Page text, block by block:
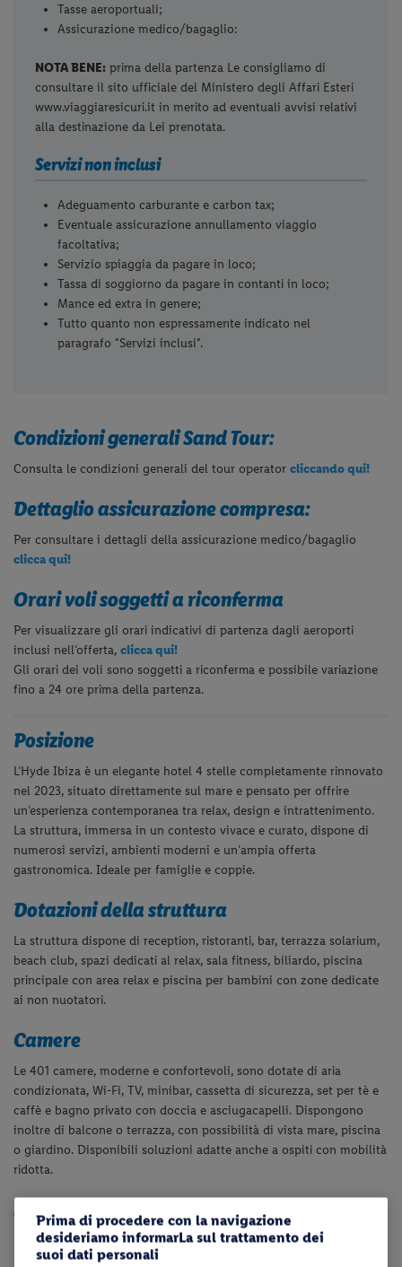
Tasse aeroportuali;
Assicurazione medico/bagaglio:
NOTA BENE: prima della partenza Le consigliamo di
consultare il sito ufficiale del Ministero degli Affari Esteri
www.viaggiaresicuri.it in merito ad eventuali avvisi relativi
alla destinazione da Lei prenotata.
Servizi non inclusi
Adeguamento carburante e carbon tax;
Eventuale assicurazione annullamento viaggio
facoltativa;
Servizio spiaggia da pagare in loco;
Tassa di soggiorno da pagare in contanti in loco;
Mance ed extra in genere;
Tutto quanto non espressamente indicato nel
paragrafo "Servizi inclusi".
Condizioni generali Sand Tour:
Consulta le condizioni generali del tour operatorcliccando qui!
Dettaglio assicurazione compresa:
Per consultare i dettagli della assicurazione medico/bagaglio
clicca qui!
Orari voli soggetti a riconferma
Per visualizzare gli orari indicativi di partenza dagli aeroporti
inclusi nell’offerta,clicca qui!
Gli orari dei voli sono soggetti a riconferma e possibile variazione
fino a 24 ore prima della partenza.
Posizione
L’Hyde Ibiza è un elegante hotel 4 stelle completamente rinnovato
nel 2023, situato direttamente sul mare e pensato per offrire
un’esperienza contemporanea tra relax, design e intrattenimento.
La struttura, immersa in un contesto vivace e curato, dispone di
numerosi servizi, ambienti moderni e un’ampia offerta
gastronomica. Ideale per famiglie e coppie.
Dotazioni della struttura
La struttura dispone di reception, ristoranti, bar, terrazza solarium,
beach club, spazi dedicati al relax, sala fitness, biliardo, piscina
principale con area relax e piscina per bambini con zone dedicate
ai non nuotatori.
Camere
Le 401 camere, moderne e confortevoli, sono dotate di aria
condizionata, Wi-Fi, TV, minibar, cassetta di sicurezza, set per tè e
caffè e bagno privato con doccia e asciugacapelli.Dispongono
inoltre di balcone o terrazza, con possibilità di vista mare, piscina
o giardino. Disponibili soluzioni adatte anche a ospiti con mobilità
ridotta.
Spiaggia
Direttamente affacciato sulla bellissima spiaggia di Cala Llonga,
una spiaggia pubblica di sabbia premiata con Bandiera Blu, l’hotel
Prima di procedere con la navigazione
desideriamo informarLa sul trattamento dei
suoi dati personali